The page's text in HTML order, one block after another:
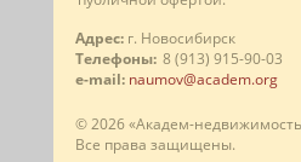
Адрес: г. Новосибирск
Телефоны: 8 (913) 915-90-03
e-mail: naumov@academ.org
© 2026 «Академ-
Все права защищены.